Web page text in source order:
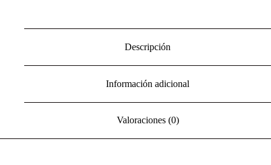
Descripción
Información adicional
Valoraciones (0)